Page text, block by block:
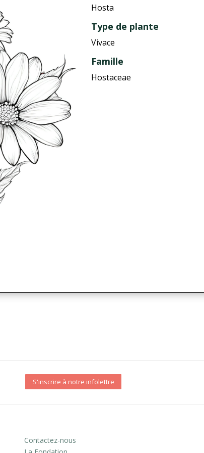
Hosta
Type de plante
Vivace
Famille
Hostaceae
S'inscrire à notre infolettre
Contactez-nous